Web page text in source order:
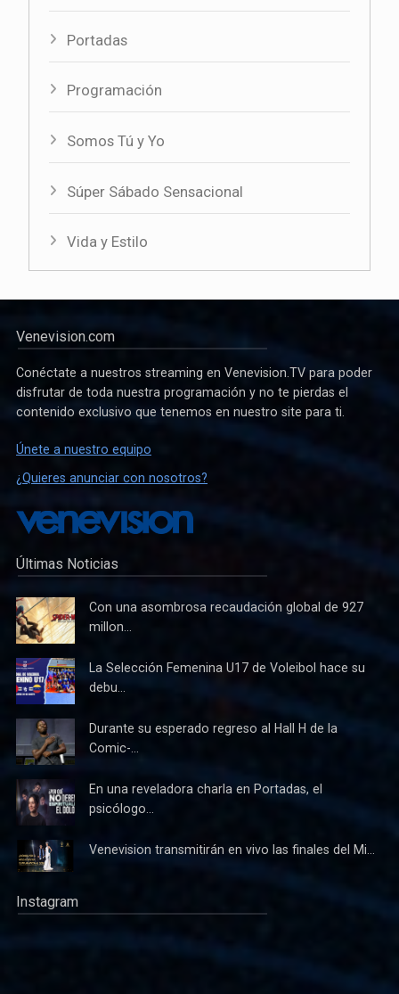
Portadas
Programación
Somos Tú y Yo
Súper Sábado Sensacional
Vida y Estilo
Venevision.com
Conéctate a nuestros streaming en Venevision.TV para poder
disfrutar de toda nuestra programación y no te pierdas el
contenido exclusivo que tenemos en nuestro site para ti.
Únete a nuestro equipo
¿Quieres anunciar con nosotros?
Últimas Noticias
Con una asombrosa recaudación global de 927
millon...
La Selección Femenina U17 de Voleibol hace su
debu...
Durante su esperado regreso al Hall H de la
Comic-...
En una reveladora charla en Portadas, el
psicólogo...
Venevision transmitirán en vivo las finales del Mi...
Instagram